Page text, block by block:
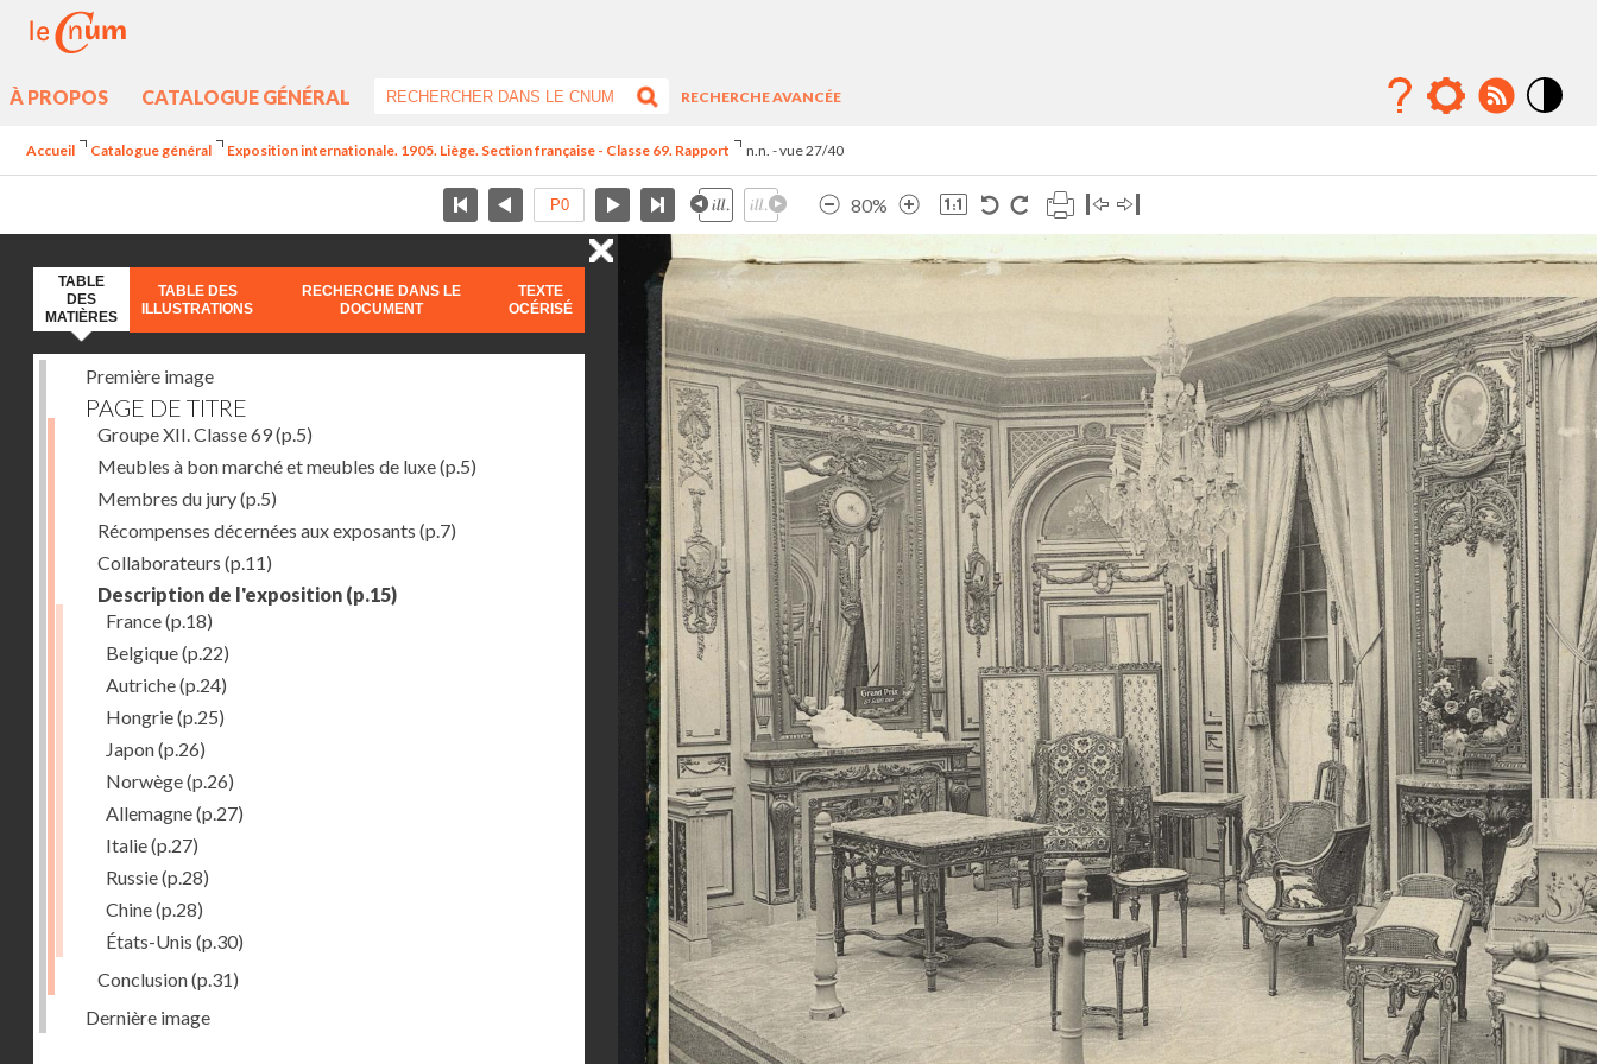
À PROPOS CATALOGUE GÉNÉRAL
RECHERCHE AVANCÉE
Accueil Catalogue général Exposition internationale. 1905. Liège. Section française - Classe 69. Rapport n.n. - vue 27/40
80%
TABLE
DES
MATIÈRES
TABLE DES
ILLUSTRATIONS
RECHERCHE DANS LE
DOCUMENT
TEXTE
OCÉRISÉ
Première image
PAGE DE TITRE
Groupe XII. Classe 69(p.5)
Meubles à bon marché et meubles de luxe(p.5)
Membres du jury(p.5)
Récompenses décernées aux exposants (p.7)
Collaborateurs (p.11)
Description de l'exposition (p.15)
France(p.18)
Belgique(p.22)
Autriche(p.24)
Hongrie(p.25)
Japon(p.26)
Norwège(p.26)
Allemagne(p.27)
Italie(p.27)
Russie(p.28)
Chine(p.28)
États-Unis (p.30)
Conclusion(p.31)
Dernière image